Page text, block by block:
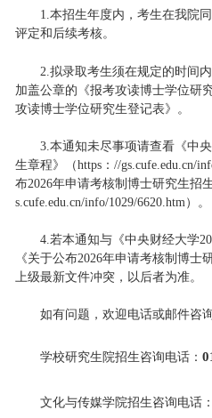
1.本招生年度内，考生在我院
评定和后续考核。
2.拟录取考生须在规定的时间
加盖公章的《报考攻读博士学位研
攻读博士学位研究生登记表》。
3.本通知未尽事项请查看《中
生章程》（https：//gs.cufe.edu.cn/
布2026年申请考核制博士研究生招
s.cufe.edu.cn/info/1029/6620.htm）。
4.若本通知与《中央财经大学
《关于公布2026年申请考核制博士
上级最新文件冲突，以后者为准。
如有问题，欢迎电话或邮件咨
学校研究生院招生咨询电话：
文化与传媒学院招生咨询电话：